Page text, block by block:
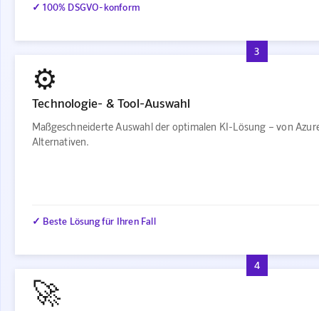
✓ 100% DSGVO-konform
3
⚙️
Technologie- & Tool-Auswahl
Maßgeschneiderte Auswahl der optimalen KI-Lösung – von
Alternativen.
✓ Beste Lösung für Ihren Fall
4
🚀